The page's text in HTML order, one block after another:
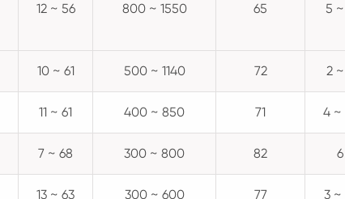
12 ~ 56 800 ~ 1550 65
5
10 ~ 61 500 ~ 1140 72 2
11 ~ 61 400 ~ 850 71 4 ~
7 ~ 68 300 ~ 800 82 6
13 ~ 63 300 ~ 600 77 3 ~